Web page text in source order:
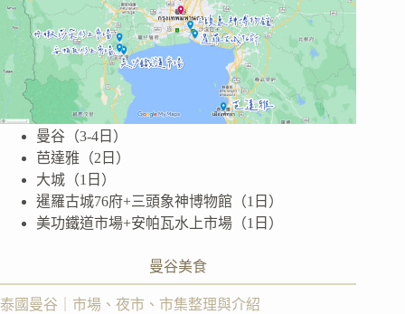
曼谷（3-4日）
芭達雅（2日）
大城（1日）
暹羅古城76府+三頭象神博物館（1日）
美功鐵道市場+安帕瓦水上市場（1日）
曼谷美食
泰國曼谷｜市場、夜市、市集整理與介紹